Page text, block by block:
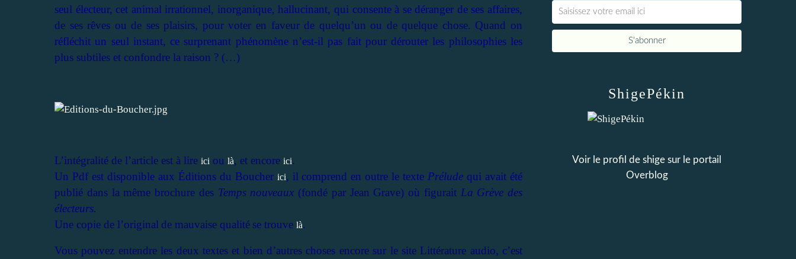
seul électeur, cet animal irrationnel, inorganique, hallucinant, qui consente à se déranger de ses affaires,
de ses rêves ou de ses plaisirs, pour voter en faveur de quelqu’un ou de quelque chose. Quand on
réfléchit un seul instant, ce surprenant phénomène n’est-il pas fait pour dérouter les philosophies les
plus subtiles et confondre la raison ? (…)
L’intégralité de l’article est à lire ici ou là, et encore ici.
Un Pdf est disponible aux Éditions du Boucher ici, il comprend en outre le texte Prélude qui avait été
publié dans la même brochure des Temps nouveaux (fondé par Jean Grave) où figurait La Grève des
électeurs.
Une copie de l’original de mauvaise qualité se trouve là.
Vous pouvez entendre les deux textes et bien d’autres choses encore sur le site Littérature audio, c’est
ShigePékin
Voir le profil de shige sur le portail
Overblog